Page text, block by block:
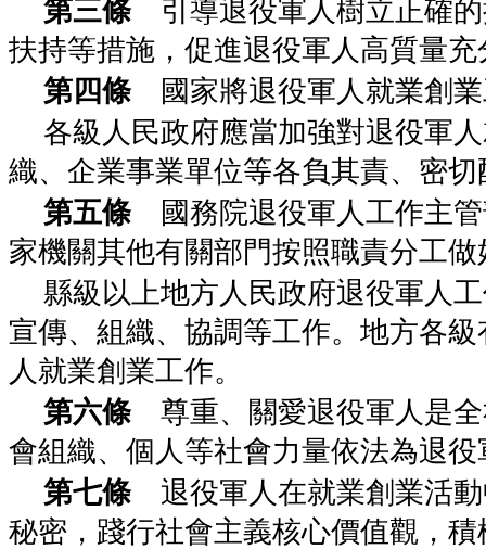
第三條
引導退役軍人樹立正確
扶持等措施，促進退役軍人高質量充
第四條
國家將退役軍人就業創
各級人民政府應當加強對退役軍
織、企業事業單位等各負其責、密
第五條
國務院退役軍人工作主
家機關其他有關部門按照職責分工
縣級以上地方人民政府退役軍人
宣傳、組織、協調等工作。地方各
人就業創業工作。
第六條
尊重、關愛退役軍人是
會組織、個人等社會力量依法為退
第七條
退役軍人在就業創業活
秘密，踐行社會主義核心價值觀，